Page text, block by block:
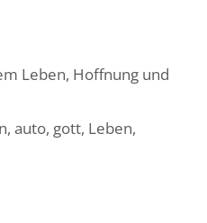
Leben, Hoffnung und
,auto, gott, Leben,